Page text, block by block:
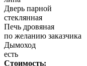
Дверь парной
стеклянная
Печь дровяная
по желанию заказчика
Дымоход
есть
Стоимость: